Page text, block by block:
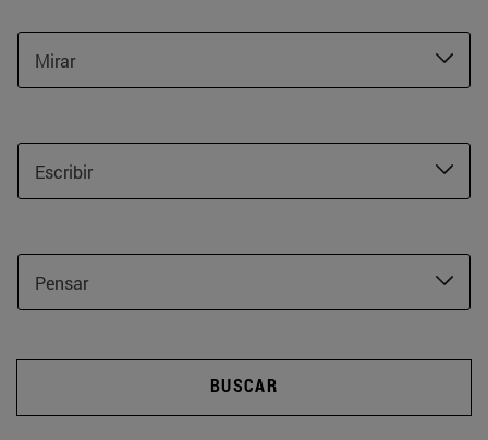
Mirar
Escribir
Pensar
BUSCAR